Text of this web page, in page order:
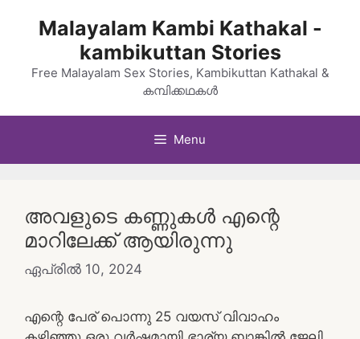
Malayalam Kambi Kathakal -
kambikuttan Stories
Free Malayalam Sex Stories, Kambikuttan Kathakal &
കമ്പിക്കഥകൾ
Menu
അവളുടെ കണ്ണുകൾ എന്റെ
മാറിലേക്ക് ആയിരുന്നു
ഏപ്രിൽ 10, 2024
എന്റെ പേര് പൊന്നു 25 വയസ് വിവാഹം